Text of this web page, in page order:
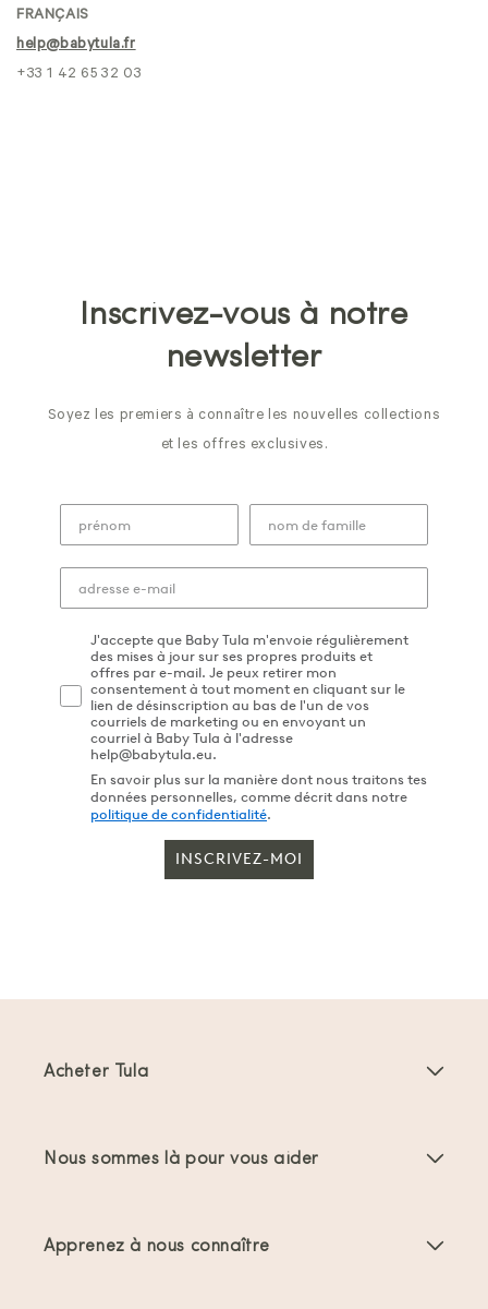
FRANÇAIS
help@babytula.fr
+33 1 42 65 32 03
Inscrivez-vous à notre
newsletter
Soyez les premiers à connaître les nouvelles collections
et les offres exclusives.
J'accepte que Baby Tula m'envoie régulièrement
des mises à jour sur ses propres produits et
offres par e-mail. Je peux retirer mon
consentement à tout moment en cliquant sur le
lien de désinscription au bas de l'un de vos
courriels de marketing ou en envoyant un
courriel à Baby Tula à l'adresse
help@babytula.eu.
En savoir plus sur la manière dont nous traitons tes
données personnelles, comme décrit dans notre
politique de confidentialité.
INSCRIVEZ-MOI
Acheter Tula
Nous sommes là pour vous aider
Apprenez à nous connaître